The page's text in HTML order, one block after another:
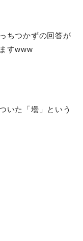
ちつかずの回答が
すwww
いた「壜」という